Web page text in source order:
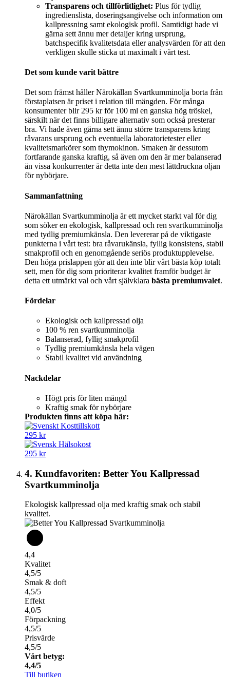
Transparens och tillförlitlighet: Plus för tydlig
ingredienslista, doseringsangivelse och information om
kallpressning samt ekologisk profil. Samtidigt hade vi
gärna sett ännu mer detaljer kring ursprung,
batchspecifik kvalitetsdata eller analysvärden för att den
verkligen skulle sticka ut maximalt i vårt test.
Det som kunde varit bättre
Det som främst håller Närokällan Svartkumminolja borta från
förstaplatsen är priset i relation till mängden. För många
konsumenter blir 295 kr för 100 ml en ganska hög tröskel,
särskilt när det finns billigare alternativ som också presterar
bra. Vi hade även gärna sett ännu större transparens kring
råvarans ursprung och eventuella laboratorietester eller
kvalitetsmarkörer som thymokinon. Smaken är dessutom
fortfarande ganska kraftig, så även om den är mer balanserad
än vissa konkurrenter är detta inte den mest lättdruckna oljan
för nybörjare.
Sammanfattning
Närokällan Svartkumminolja är ett mycket starkt val för dig
som söker en ekologisk, kallpressad och ren svartkumminolja
med tydlig premiumkänsla. Den levererar på de viktigaste
punkterna i vårt test: bra råvarukänsla, fyllig konsistens, stabil
smakprofil och en genomgående seriös produktupplevelse.
Den höga prislappen gör att den inte blir vårt bästa köp totalt
sett, men för dig som prioriterar kvalitet framför budget är
detta ett utmärkt val och vårt självklara bästa premiumvalet.
Fördelar
Ekologisk och kallpressad olja
100 % ren svartkumminolja
Balanserad, fyllig smakprofil
Tydlig premiumkänsla hela vägen
Stabil kvalitet vid användning
Nackdelar
Högt pris för liten mängd
Kraftig smak för nybörjare
Produkten finns att köpa här:
295 kr
295 kr
4. Kundfavoriten: Better You Kallpressad
Svartkumminolja
Ekologisk kallpressad olja med kraftig smak och stabil
kvalitet.
4,4
Kvalitet
4,5/5
Smak & doft
4,5/5
Effekt
4,0/5
Förpackning
4,5/5
Prisvärde
4,5/5
Vårt betyg:
4,4/5
Till butiken